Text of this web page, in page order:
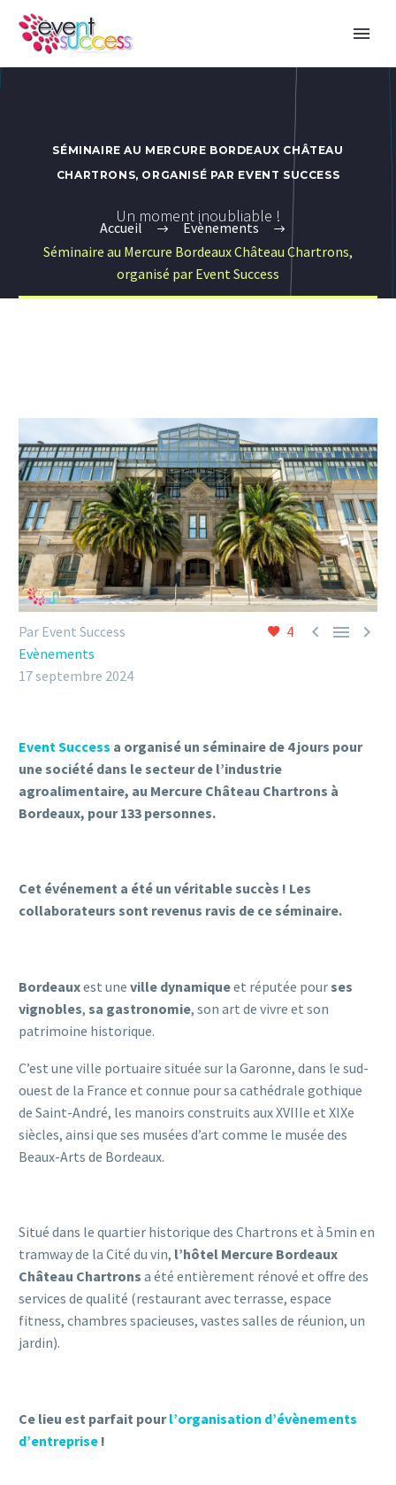
SÉMINAIRE AU MERCURE BORDEAUX CHÂTEAU
CHARTRONS, ORGANISÉ PAR EVENT SUCCESS
Un moment inoubliable !
Accueil
Evènements
Séminaire au Mercure Bordeaux Château Chartrons,
organisé par Event Success
4   
Par Event Success
Evènements
17 septembre 2024
Event Success a organisé un séminaire de 4 jours pour
une société dans le secteur de l’industrie
agroalimentaire, au Mercure Château Chartrons à
Bordeaux, pour 133 personnes.
Cet événement a été un véritable succès ! Les
collaborateurs sont revenus ravis de ce séminaire.
Bordeauxest une ville dynamiqueet réputée pourses
vignobles, sa gastronomie, son art de vivre et son
patrimoine historique.
C’est une ville portuaire située sur la Garonne, dans le sud-
ouest de la France et connue pour sa cathédrale gothique
de Saint-André, les manoirs construits aux XVIIIe et XIXe
siècles, ainsi que ses musées d’art comme le musée des
Beaux-Arts de Bordeaux.
Situé dans le quartier historique des Chartrons et à 5min en
tramway de la Cité du vin, l’hôtel Mercure Bordeaux
Château Chartrons a été entièrement rénové et offre des
services de qualité (restaurant avec terrasse, espace
fitness, chambres spacieuses, vastes salles de réunion, un
jardin).
Ce lieu est parfait pourl’organisation d’évènements
d’entreprise !